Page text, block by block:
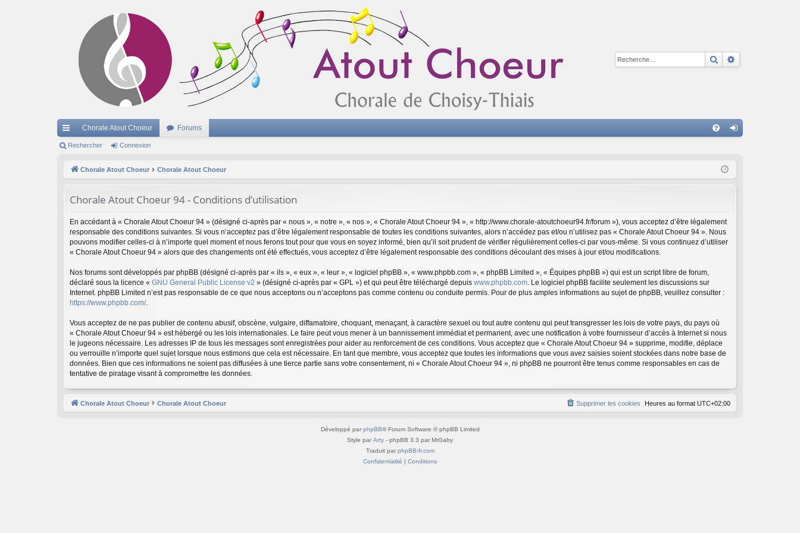
Rechercher
cc
Chorale Atout Choeur Forums
ne
Rechercher Connexion
Chorale Atout Choeur Chorale Atout Choeur
Chorale Atout Choeur 94 - Conditions d’utilisation
En accédant à « Chorale Atout Choeur 94 » (désigné ci-après par « nous », « notre », « nos », « Chorale Atout Choeur 94 », « http://www.chorale-atoutchoeur94.fr/forum »), vous acceptez d’être légalement
responsable des conditions suivantes. Si vous n’acceptez pas d’être légalement responsable de toutes les conditions suivantes, alors n’accédez pas et/ou n’utilisez pas « Chorale Atout Choeur 94 ». Nous
pouvons modifier celles-ci à n’importe quel moment et nous ferons tout pour que vous en soyez informé, bien qu’il soit prudent de vérifier régulièrement celles-ci par vous-même. Si vous continuez d’utiliser
« Chorale Atout Choeur 94 » alors que des changements ont été effectués, vous acceptez d’être légalement responsable des conditions découlant des mises à jour et/ou modifications.
Nos forums sont développés par phpBB (désigné ci-après par « ils », « eux », « leur », « logiciel phpBB », « www.phpbb.com », « phpBB Limited », « Équipes phpBB ») qui est un script libre de forum,
déclaré sous la licence « GNU General Public License v2 » (désigné ci-après par « GPL ») et qui peut être téléchargé depuis www.phpbb.com . Le logiciel phpBB facilite seulement les discussions sur
Internet. phpBB Limited n’est pas responsable de ce que nous acceptons ou n’acceptons pas comme contenu ou conduite permis. Pour de plus amples informations au sujet de phpBB, veuillez consulter :
https://www.phpbb.com/.
Vous acceptez de ne pas publier de contenu abusif, obscène, vulgaire, diffamatoire, choquant, menaçant, à caractère sexuel ou tout autre contenu qui peut transgresser les lois de votre pays, du pays où
« Chorale Atout Choeur 94 » est hébergé ou les lois internationales. Le faire peut vous mener à un bannissement immédiat et permanent, avec une notification à votre fournisseur d’accès à Internet si nous
le jugeons nécessaire. Les adresses IP de tous les messages sont enregistrées pour aider au renforcement de ces conditions. Vous acceptez que « Chorale Atout Choeur 94 » supprime, modifie, déplace
ou verrouille n’importe quel sujet lorsque nous estimons que cela est nécessaire. En tant que membre, vous acceptez que toutes les informations que vous avez saisies soient stockées dans notre base de
données. Bien que ces informations ne soient pas diffusées à une tierce partie sans votre consentement, ni « Chorale Atout Choeur 94 », ni phpBB ne pourront être tenus comme responsables en cas de
tentative de piratage visant à compromettre les données.
Chorale Atout Choeur Chorale Atout Choeur Heures au format UTC+02:00
Supprimer les cookies
Développé par phpBB® Forum Software © phpBB Limited
Style par Arty - phpBB 3.3 par MrGaby
Traduit par phpBB-fr.com
Confidentialité | Conditions